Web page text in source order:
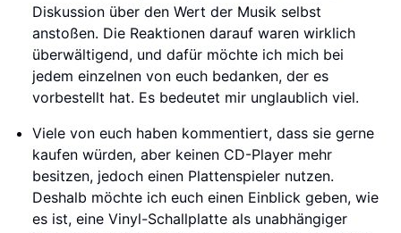
Diskussion über den Wert der Musik selbst
anstoßen. Die Reaktionen darauf waren wirklich
überwältigend, und dafür möchte ich mich bei
jedem einzelnen von euch bedanken, der es
vorbestellt hat. Es bedeutet mir unglaublich viel.
Viele von euch haben kommentiert, dass sie gerne
kaufen würden, aber keinen CD-Player mehr
besitzen, jedoch einen Plattenspieler nutzen.
Deshalb möchte ich euch einen Einblick geben, wie
es ist, eine Vinyl-Schallplatte als unabhängiger